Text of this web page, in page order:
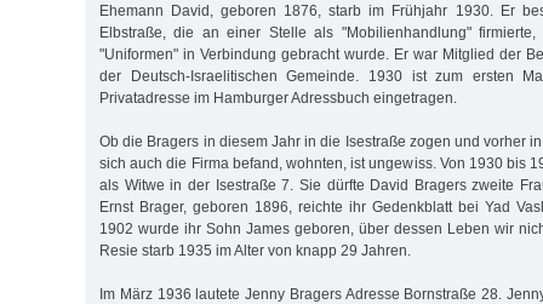
Ehemann David, geboren 1876, starb im Frühjahr 1930. Er
Elbstraße, die an einer Stelle als "Mobilienhandlung"
"Uniformen" in Verbindung gebracht wurde. Er war Mitglied der
der Deutsch-Israelitischen Gemeinde. 1930 ist zum ersten
Privatadresse im Hamburger Adressbuch eingetragen.
Ob die Bragers in diesem Jahr in die Isestraße zogen und vorher
sich auch die Firma befand, wohnten, ist ungewiss. Von 1930 bis
als Witwe in der Isestraße 7. Sie dürfte David Bragers zweite
Ernst Brager, geboren 1896, reichte ihr Gedenkblatt bei Yad
1902 wurde ihr Sohn James geboren, über dessen Leben wir
Resie starb 1935 im Alter von knapp 29 Jahren.
Im März 1936 lautete Jenny Bragers Adresse Bornstraße 28.